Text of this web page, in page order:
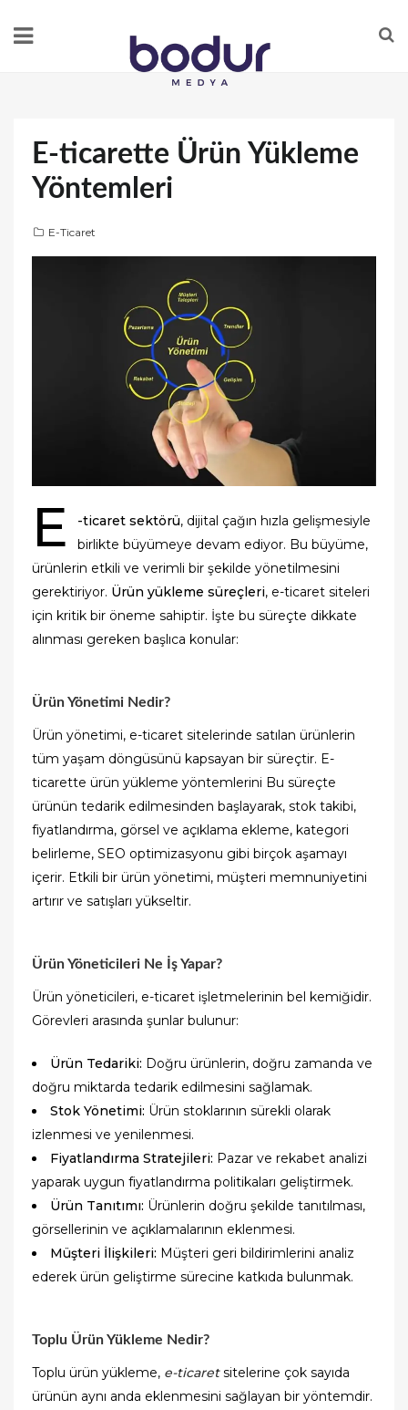
E-ticarette Ürün Yükleme
Yöntemleri
E-Ticaret
E -ticaret sektörü, dijital çağın hızla gelişmesiyle
birlikte büyümeye devam ediyor. Bu büyüme,
ürünlerin etkili ve verimli bir şekilde yönetilmesini
gerektiriyor. Ürün yükleme süreçleri, e-ticaret siteleri
için kritik bir öneme sahiptir. İşte bu süreçte dikkate
alınması gereken başlıca konular:
Ürün Yönetimi Nedir?
Ürün yönetimi, e-ticaret sitelerinde satılan ürünlerin
tüm yaşam döngüsünü kapsayan bir süreçtir. E-
ticarette ürün yükleme yöntemlerini Bu süreçte
ürünün tedarik edilmesinden başlayarak, stok takibi,
fiyatlandırma, görsel ve açıklama ekleme, kategori
belirleme, SEO optimizasyonu gibi birçok aşamayı
içerir. Etkili bir ürün yönetimi, müşteri memnuniyetini
artırır ve satışları yükseltir.
Ürün Yöneticileri Ne İş Yapar?
Ürün yöneticileri, e-ticaret işletmelerinin bel kemiğidir.
Görevleri arasında şunlar bulunur:
Ürün Tedariki: Doğru ürünlerin, doğru zamanda ve
doğru miktarda tedarik edilmesini sağlamak.
Stok Yönetimi: Ürün stoklarının sürekli olarak
izlenmesi ve yenilenmesi.
Fiyatlandırma Stratejileri: Pazar ve rekabet analizi
yaparak uygun fiyatlandırma politikaları geliştirmek.
Ürün Tanıtımı: Ürünlerin doğru şekilde tanıtılması,
görsellerinin ve açıklamalarının eklenmesi.
Müşteri İlişkileri: Müşteri geri bildirimlerini analiz
ederek ürün geliştirme sürecine katkıda bulunmak.
Toplu Ürün Yükleme Nedir?
Toplu ürün yükleme, e-ticaretsitelerine çok sayıda
ürünün aynı anda eklenmesini sağlayan bir yöntemdir.